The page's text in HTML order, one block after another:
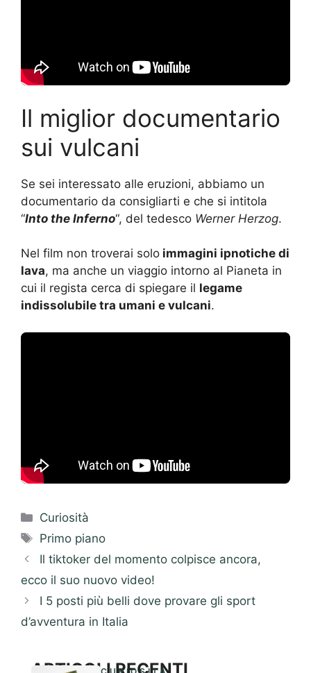
Il miglior documentario
sui vulcani
Se sei interessato alle eruzioni, abbiamo un
documentario da consigliarti e che si intitola
“Into the Inferno “, del tedesco Werner Herzog
Nel film non troverai solo
immagini ipnotiche di
lava
, ma anche un viaggio intorno al Pianeta in
cui il regista cerca di spiegare il legame
indissolubile tra umani e vulcani.
Curiosità
Primo piano
Il tiktoker del momento colpisce ancora,
ecco il suo nuovo video!
I 5 posti più belli dove provare gli sport
d’avventura in Italia
ARTICOLI RECENTI
CURIOSITÀ